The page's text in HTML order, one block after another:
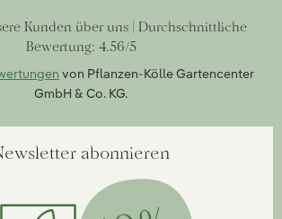
Kunden über uns | Durchschnittliche
Bewertung: 4.56/5
von Pflanzen-Kölle Gartencenter
GmbH & Co. KG.
abonnieren